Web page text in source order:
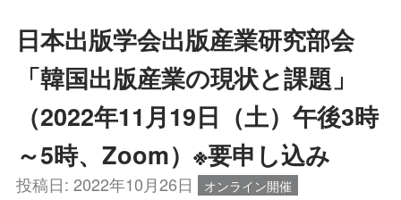
日本出版学会出版産業研究部会
「韓国出版産業の現状と課題」
（2022年11月19日（土）午後3時
～5時、Zoom）※要申し込み
投稿日: 2022年10月26日 オンライン開催